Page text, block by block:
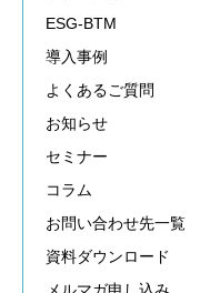
ESG-BTM
導入事例
よくあるご質問
お知らせ
セミナー
コラム
お問い合わせ先一覧
資料ダウンロード